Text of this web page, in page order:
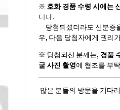
※ 호화 경품 수령 시에는
니다.
당첨되셨더라도 신분증
우, 다음 당첨자에게 권리
※ 당첨되신 분께는, 경품
굴 사진 촬영에 협조를 부
많은 분들의 방문을 기다